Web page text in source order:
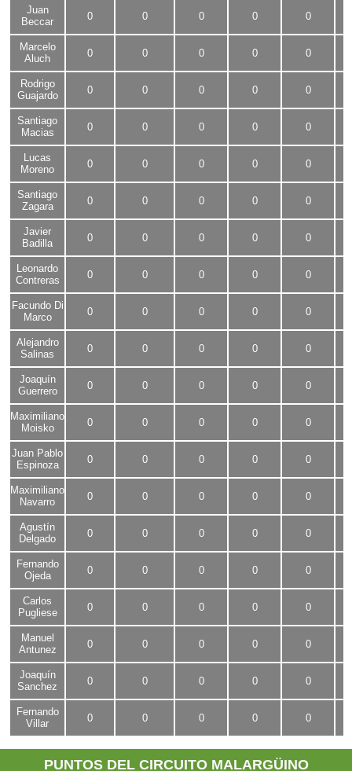
Juan
Beccar
0 0 0 0 0
Marcelo
Aluch
0 0 0 0 0
Rodrigo
Guajardo
0 0 0 0 0
Santiago
Macias
0 0 0 0 0
Lucas
Moreno
0 0 0 0 0
Santiago
Zagara
0 0 0 0 0
Javier
Badilla
0 0 0 0 0
Leonardo
Contreras
0 0 0 0 0
Facundo Di
Marco
0 0 0 0 0
Alejandro
Salinas
0 0 0 0 0
Joaquín
Guerrero
0 0 0 0 0
Maximiliano
Moisko
0 0 0 0 0
Juan Pablo
Espinoza
0 0 0 0 0
Maximiliano
Navarro
0 0 0 0 0
Agustín
Delgado
0 0 0 0 0
Fernando
Ojeda
0 0 0 0 0
Carlos
Pugliese
0 0 0 0 0
Manuel
Antunez
0 0 0 0 0
Joaquín
Sanchez
0 0 0 0 0
Fernando
Villar
0 0 0 0 0
PUNTOS DEL CIRCUITO MALARGÜINO